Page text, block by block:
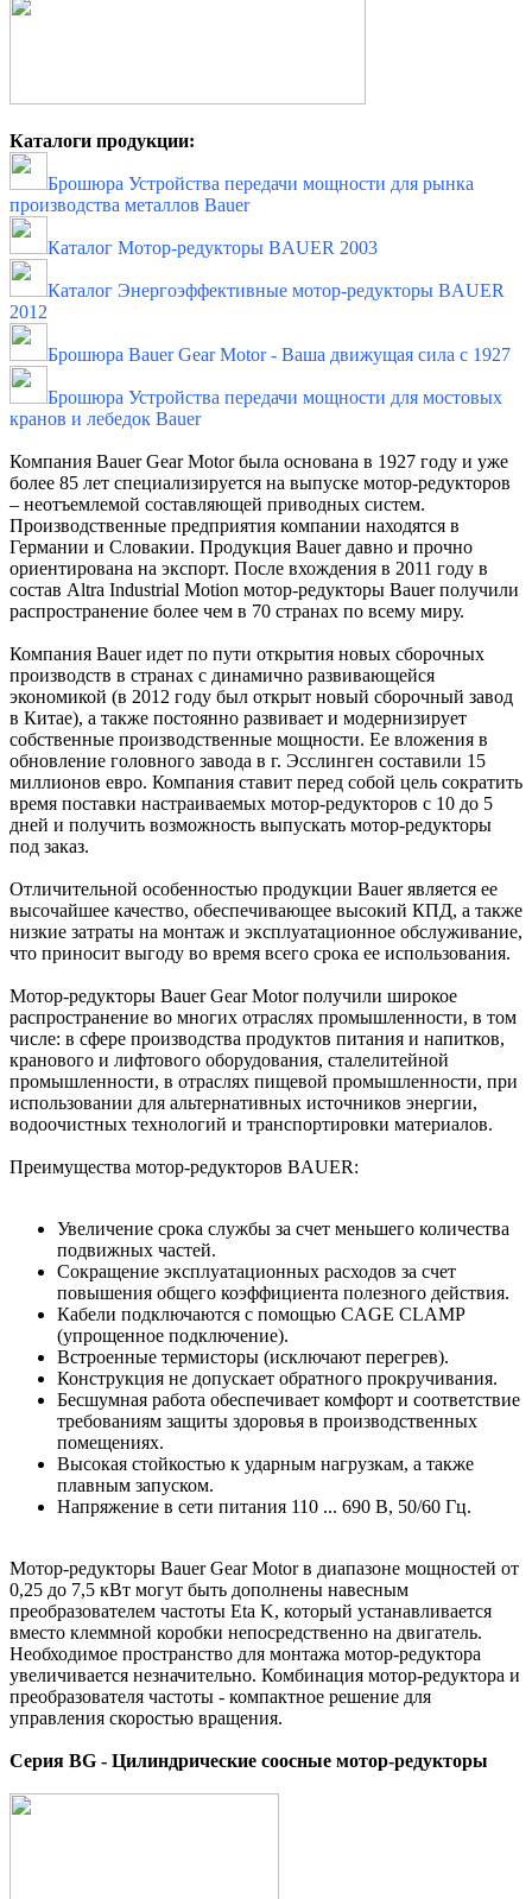
Каталоги продукции:
Брошюра Устройства передачи мощности для рынка
производства металлов Bauer
Каталог Мотор-редукторы BAUER 2003
Каталог Энергоэффективные мотор-редукторы BAUER
2012
Брошюра Bauer Gear Motor - Ваша движущая сила с 1927
Брошюра Устройства передачи мощности для мостовых
кранов и лебедок Bauer
Компания Bauer Gear Motor была основана в 1927 году и уже
более 85 лет специализируется на выпуске мотор-редукторов
– неотъемлемой составляющей приводных систем.
Производственные предприятия компании находятся в
Германии и Словакии. Продукция Bauer давно и прочно
ориентирована на экспорт. После вхождения в 2011 году в
состав Altra Industrial Motion мотор-редукторы Bauer получили
распространение более чем в 70 странах по всему миру.
Компания Bauer идет по пути открытия новых сборочных
производств в странах с динамично развивающейся
экономикой (в 2012 году был открыт новый сборочный завод
в Китае), а также постоянно развивает и модернизирует
собственные производственные мощности. Ее вложения в
обновление головного завода в г. Эсслинген составили 15
миллионов евро. Компания ставит перед собой цель сократить
время поставки настраиваемых мотор-редукторов с 10 до 5
дней и получить возможность выпускать мотор-редукторы
под заказ.
Отличительной особенностью продукции Bauer является ее
высочайшее качество, обеспечивающее высокий КПД, а также
низкие затраты на монтаж и эксплуатационное обслуживание,
что приносит выгоду во время всего срока ее использования.
Мотор-редукторы Bauer Gear Motor получили широкое
распространение во многих отраслях промышленности, в том
числе: в сфере производства продуктов питания и напитков,
кранового и лифтового оборудования, сталелитейной
промышленности, в отраслях пищевой промышленности, при
использовании для альтернативных источников энергии,
водоочистных технологий и транспортировки материалов.
Преимущества мотор-редукторов BAUER:
Увеличение срока службы за счет меньшего количества
подвижных частей.
Сокращение эксплуатационных расходов за счет
повышения общего коэффициента полезного действия.
Кабели подключаются с помощью CAGE CLAMP
(упрощенное подключение).
Встроенные термисторы (исключают перегрев).
Конструкция не допускает обратного прокручивания.
Бесшумная работа обеспечивает комфорт и соответствие
требованиям защиты здоровья в производственных
помещениях.
Высокая стойкостью к ударным нагрузкам, а также
плавным запуском.
Напряжение в сети питания 110 ... 690 В, 50/60 Гц.
Мотор-редукторы Bauer Gear Motor в диапазоне мощностей от
0,25 до 7,5 кВт могут быть дополнены навесным
преобразователем частоты Eta K, который устанавливается
вместо клеммной коробки непосредственно на двигатель.
Необходимое пространство для монтажа мотор-редуктора
увеличивается незначительно. Комбинация мотор-редуктора и
преобразователя частоты - компактное решение для
управления скоростью вращения.
Серия BG - Цилиндрические соосные мотор-редукторы